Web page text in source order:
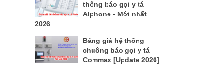
thống báo gọi y tá
AIphone - Mới nhất
2026
Bảng giá hệ thống
chuông báo gọi y tá
Commax [Update 2026]